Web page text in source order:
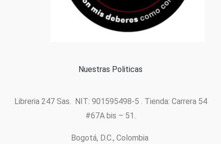
Formas de pago
Nuestras Politicas
Libreria 247 Sas. NIT: 901595498-5 . Tienda: Carrera 54
#67A bis – 51.
Bogotá, D.C., Colombia